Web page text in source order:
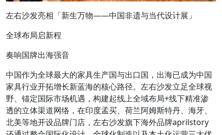
左右沙发亮相「新生万物——中国非遗与当代设计展」
全球布局启新程
奏响国牌出海强音
中国作为全球最大的家具生产国与出口国，出海已成为中国
家具行业开拓增长新蓝海的核心路径。左右沙发立足全球视
野、锚定国际市场机遇，构建起线上全域布局+线下精准渗
透的立体渠道网络，在印度孟买、荷兰阿姆斯特丹、海牙、
北美等地开设品牌门店，左右沙发旗下海外品牌aprilstory